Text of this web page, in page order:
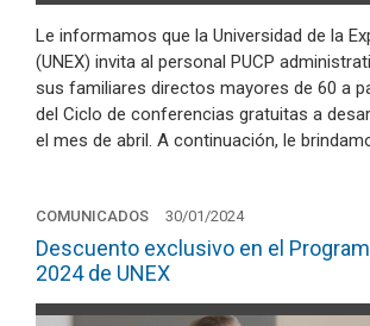
Le informamos que la Universidad de la
(UNEX) invita al personal PUCP
sus familiares directos mayores de 60 a
del Ciclo de conferencias gratuitas a
el mes de abril. A continuación, le
COMUNICADOS 30/01/2024
Descuento exclusivo en el
2024 de UNEX